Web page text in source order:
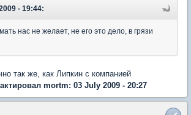
- 19:44:
нас не желает, не его это дело, в грязи
так же, как Липкин с компанией
mortm: 03 July 2009 - 20:27